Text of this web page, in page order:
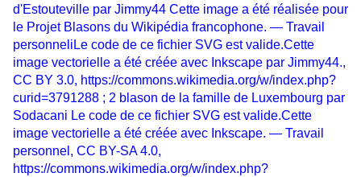
d'Estouteville par Jimmy44 Cette image a été réalisée pour
le Projet Blasons du Wikipédia francophone. — Travail
personneliLe code de ce fichier SVG est valide.Cette
image vectorielle a été créée avec Inkscape par Jimmy44.,
CC BY 3.0, https://commons.wikimedia.org/w/index.php?
curid=3791288 ; 2 b lason de la famille de Luxembourg par
Sodacani Le code de ce fichier SVG est valide.Cette
image vectorielle a été créée avec Inkscape. — Travail
personnel, CC BY-SA 4.0,
https://commons.wikimedia.org/w/index.php?